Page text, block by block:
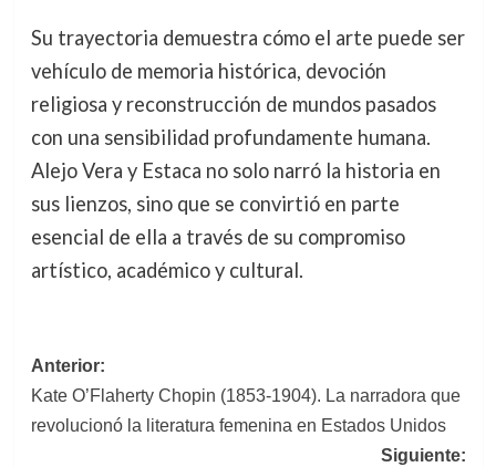
Su trayectoria demuestra cómo el arte puede ser
vehículo de memoria histórica, devoción
religiosa y reconstrucción de mundos pasados
con una sensibilidad profundamente humana.
Alejo Vera y Estaca no solo narró la historia en
sus lienzos, sino que se convirtió en parte
esencial de ella a través de su compromiso
artístico, académico y cultural.
Navegación
de
Anterior:
Kate O’Flaherty Chopin (1853-1904). La narradora que
revolucionó la literatura femenina en Estados Unidos
Siguiente: